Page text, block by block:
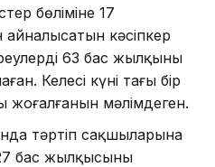
бөліміне 17
кәсіпкер
63 бас жылқыны
Келесі күні тағы бір
мәлімдеген.
тәртіп сақшыларына
бас жылқысының